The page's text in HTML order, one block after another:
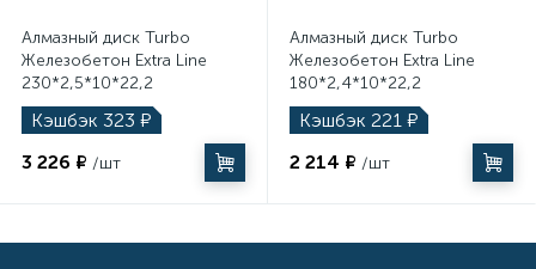
Алмазный диск Turbo
Железобетон Extra Line
230*2,5*10*22,2
Кэшбэк 323 ₽
3 226 ₽ /шт
Алмазный диск Turbo
Железобетон Extra Line
180*2,4*10*22,2
Кэшбэк 221 ₽
2 214 ₽ /шт